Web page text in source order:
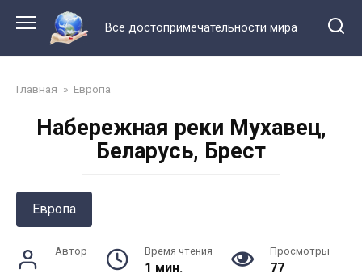
контенту
Все достопримечательности мира
Главная » Европа
Набережная реки Мухавец,
Беларусь, Брест
Европа
Автор Время чтения
1 мин.
Просмотры
77